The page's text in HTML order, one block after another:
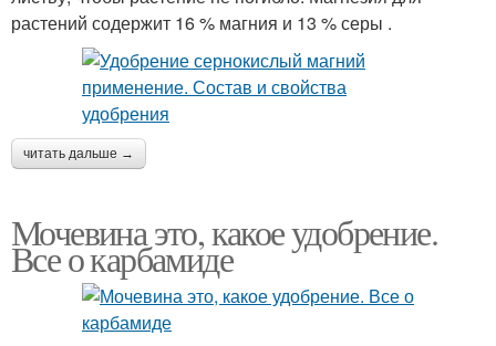
растений содержит 16 % магния и 13 % серы .
читать дальше →
Мочевина это, какое удобрение.
Все о карбамиде